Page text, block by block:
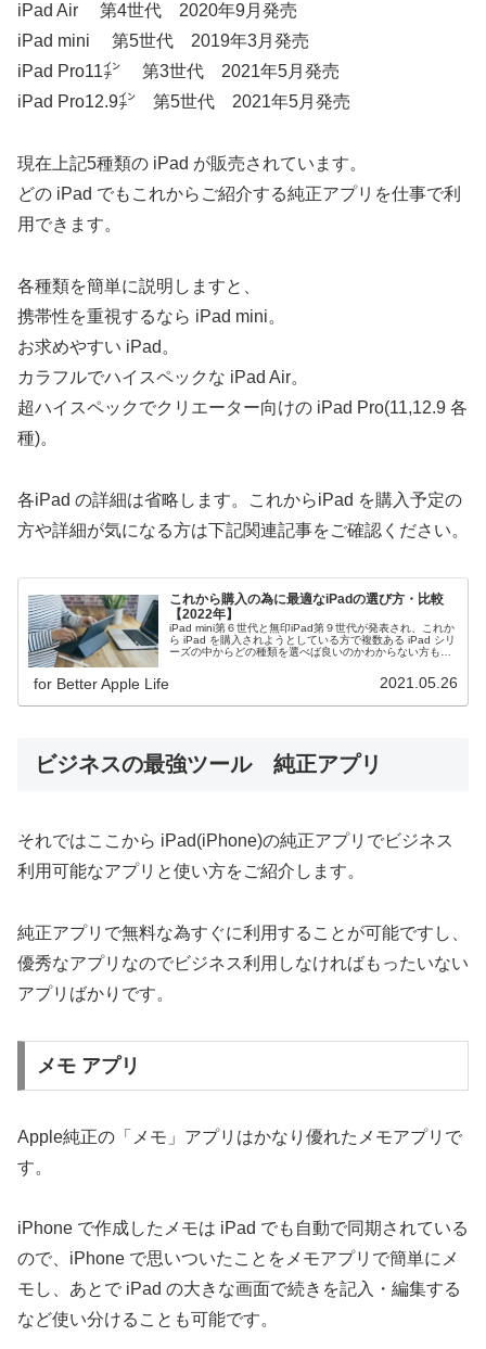
iPad Air 第4世代 2020年9月発売
iPad mini 第5世代 2019年3月発売
iPad Pro11㌅ 第3世代 2021年5月発売
iPad Pro12.9㌅ 第5世代 2021年5月発売
現在上記5種類の iPad が販売されています。
どの iPad でもこれからご紹介する純正アプリを仕事で利
用できます。
各種類を簡単に説明しますと、
携帯性を重視するなら iPad mini。
お求めやすい iPad。
カラフルでハイスペックな iPad Air。
超ハイスペックでクリエーター向けの iPad Pro(11,12.9 各
種)。
各iPad の詳細は省略します。これからiPad を購入予定の
方や詳細が気になる方は下記関連記事をご確認ください。
これから購入の為に最適なiPadの選び方・比較
【2022年】
iPad mini第６世代と無印iPad第９世代が発表され、これか
ら iPad を購入されようとしている方で複数ある iPad シリ
ーズの中からどの種類を選べば良いのかわからない方も多
iPadを選べばいいかを解説しますので、購入時の参考にし
for Better Apple Life 2021.05.26
ビジネスの最強ツール 純正アプリ
それではここから iPad(iPhone)の純正アプリでビジネス
利用可能なアプリと使い方をご紹介します。
純正アプリで無料な為すぐに利用することが可能ですし、
優秀なアプリなのでビジネス利用しなければもったいない
アプリばかりです。
メモ アプリ
Apple純正の「メモ」アプリはかなり優れたメモアプリで
す。
iPhone で作成したメモは iPad でも自動で同期されている
ので、iPhone で思いついたことをメモアプリで簡単にメ
モし、あとで iPad の大きな画面で続きを記入・編集する
など使い分けることも可能です。